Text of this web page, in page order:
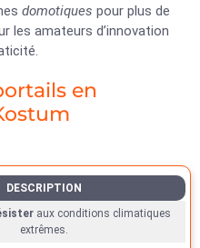
domotiques pour plus de
les amateurs d’innovation
en
DESCRIPTION
aux conditions climatiques
extrêmes.